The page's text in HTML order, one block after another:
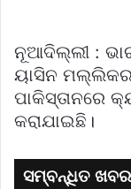
ନୂଆଦିଲ୍ଲୀ :
ୟାସିନ
ପାକିସ୍ତାନରେ
କରାଯାଇଛି।
ସମ୍ବନ୍ଧିତ ଖବର